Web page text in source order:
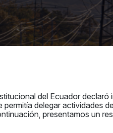
del Ecuador
permitía delegar
presentamos un